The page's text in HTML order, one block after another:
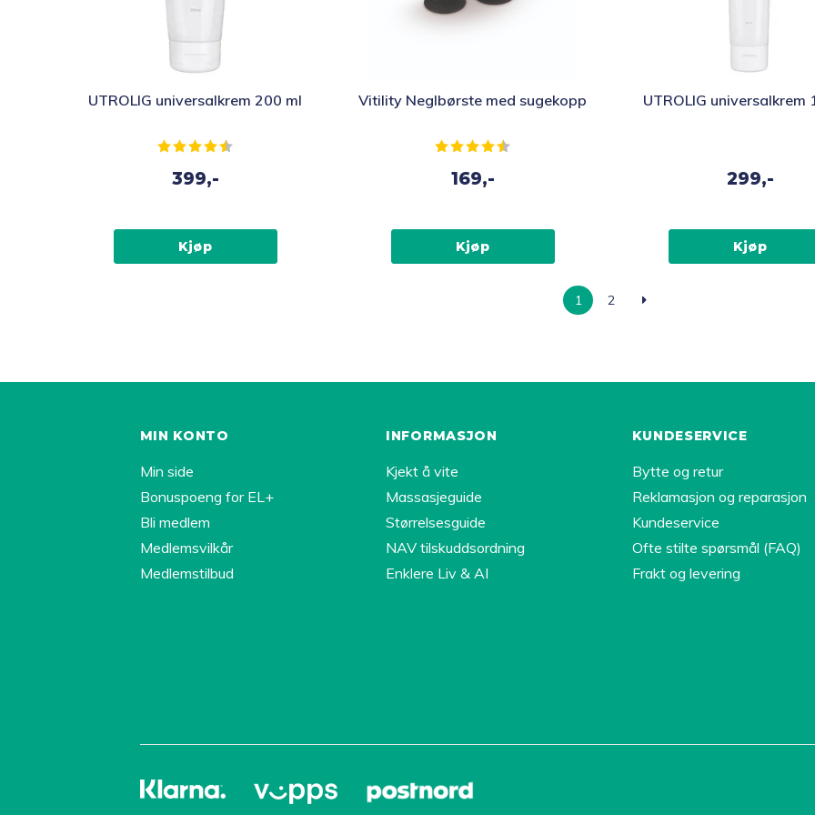
UTROLIG universalkrem 200 ml
Karakter:
399,-
Kjøp
Vitility Neglbørste med sugekopp
Karakter:
169,-
Kjøp
UTROLIG universalkrem
299,-
Kjøp
1 2
MIN KONTO
Min side
Bonuspoeng for EL+
Bli medlem
Medlemsvilkår
Medlemstilbud
INFORMASJON
Kjekt å vite
Massasjeguide
Størrelsesguide
NAV tilskuddsordning
Enklere Liv & AI
KUNDESERVICE
Bytte og retur
Reklamasjon og reparasjon
Kundeservice
Ofte stilte spørsmål (FAQ)
Frakt og levering